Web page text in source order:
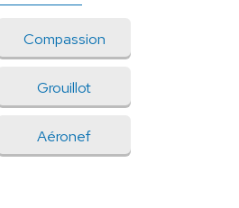
Compassion
Grouillot
Aéronef